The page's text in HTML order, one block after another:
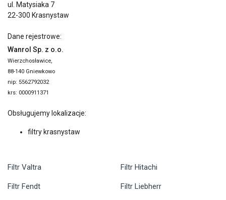
ul. Matysiaka 7
22-300 Krasnystaw
Dane rejestrowe:
Wanrol Sp. z o.o.
Wierzchosławice,
88-140 Gniewkowo
nip: 5562792032
krs: 0000911371
Obsługujemy lokalizacje:
filtry krasnystaw
Filtr Valtra
Filtr Fendt
Filtr Hitachi
Filtr Liebherr